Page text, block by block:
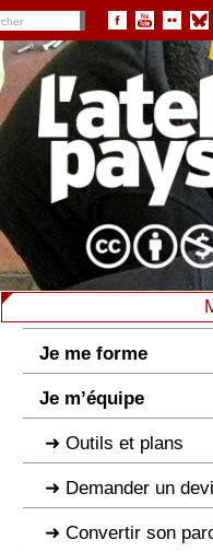
Je me forme
Je m’équipe
Outils et plans
Demander un
Convertir son